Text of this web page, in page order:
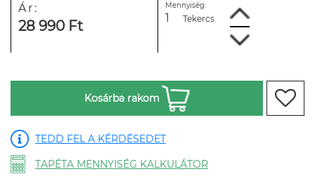
Ár:
28 990 Ft
Mennyiség:
Tekercs
Kosárba rakom
TEDD FEL A KÉRDÉSEDET
TAPÉTA MENNYISÉG KALKULÁTOR